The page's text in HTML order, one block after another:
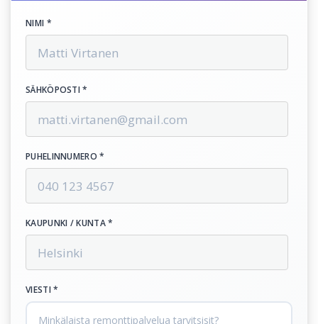
NIMI *
SÄHKÖPOSTI *
PUHELINNUMERO *
KAUPUNKI / KUNTA *
VIESTI *